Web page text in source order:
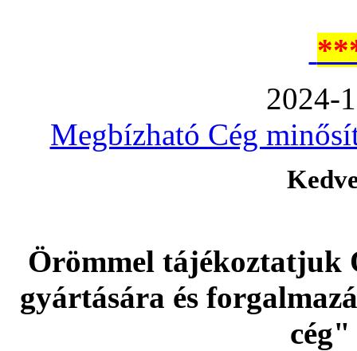
2024-
Megbízható Cég
Örömmel tájékoztatjuk
gyártására és